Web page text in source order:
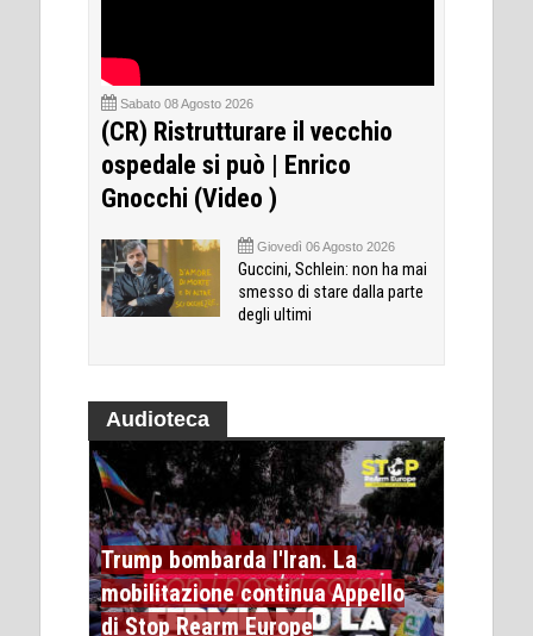
Sabato 08 Agosto 2026
(CR) Ristrutturare il vecchio
ospedale si può | Enrico
Gnocchi (Video )
Giovedì 06 Agosto 2026
Guccini, Schlein: non ha mai
smesso di stare dalla parte
degli ultimi
Audioteca
Trump bombarda l'Iran. La
mobilitazione continua Appello
di Stop Rearm Europe